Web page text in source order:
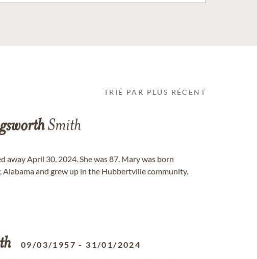
TRIÉ PAR PLUS RÉCENT
Smith
away April 30, 2024. She was 87. Mary was born
and grew up in the Hubbertville community.
09/03/1957 - 31/01/2024